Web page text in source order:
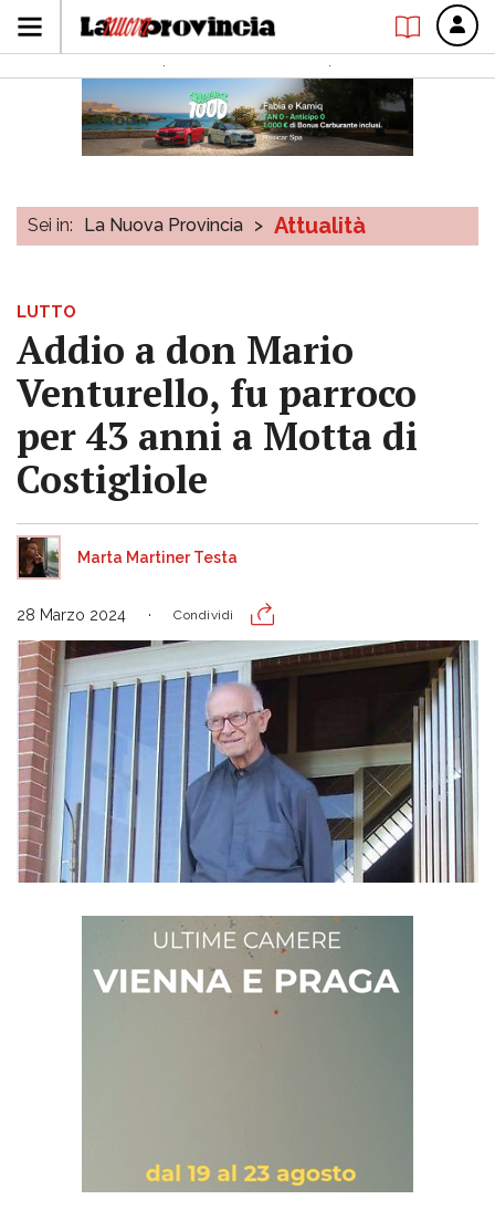
Sei in: La Nuova Provincia > Attualità
LUTTO
Addio a don Mario
Venturello, fu parroco
per 43 anni a Motta di
Costigliole
Marta Martiner Testa
28 Marzo 2024 Condividi